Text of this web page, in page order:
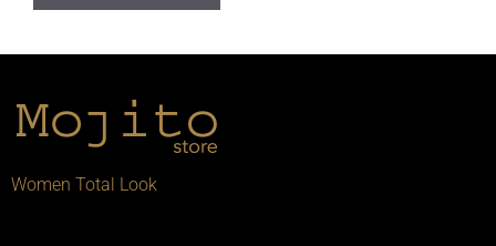
Women Total Look